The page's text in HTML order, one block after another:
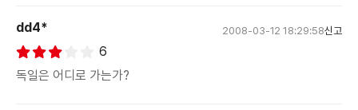
dd4* 2008-03-12 18:29:58신고
6
독일은 어디로 가는가?